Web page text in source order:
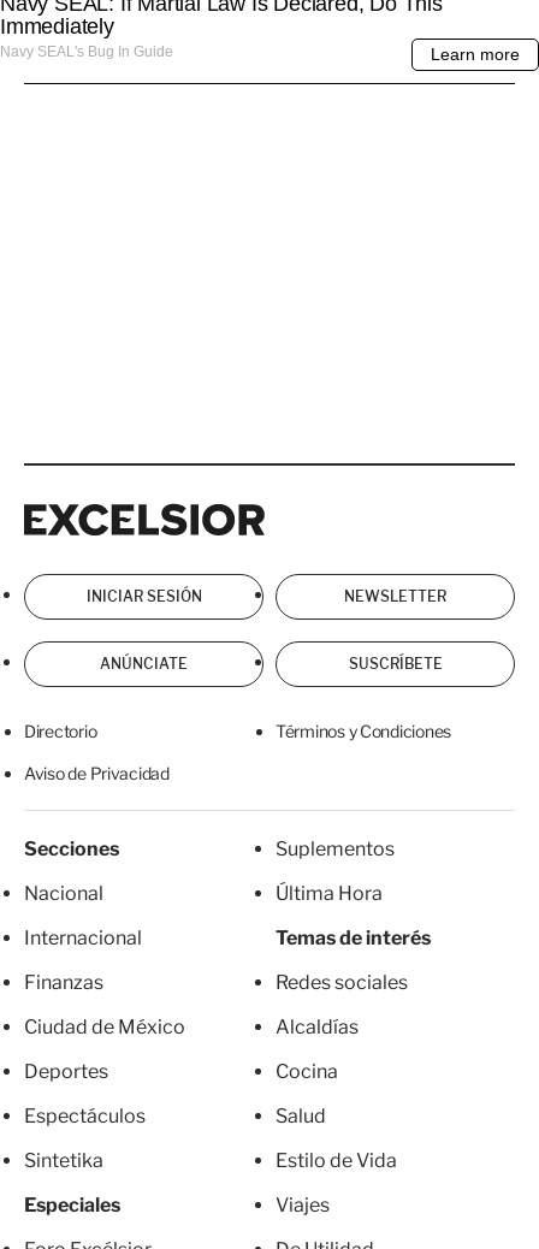
INICIAR SESIÓN NEWSLETTER
ANÚNCIATE SUSCRÍBETE
Directorio Términos y Condiciones
Aviso de Privacidad
Secciones
Nacional
Internacional
Finanzas
Ciudad de México
Deportes
Espectáculos
Sintetika
Especiales
Suplementos
Última Hora
Temas de interés
Redes sociales
Alcaldías
Cocina
Salud
Estilo de Vida
Viajes